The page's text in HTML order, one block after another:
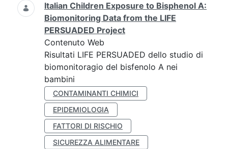
Italian Children Exposure to Bisphenol A:
Biomonitoring Data from the LIFE
PERSUADED Project
Contenuto Web
Risultati LIFE PERSUADED dello studio di
biomonitoragio del bisfenolo A nei
bambini
CONTAMINANTI CHIMICI
EPIDEMIOLOGIA
FATTORI DI RISCHIO
SICUREZZA ALIMENTARE